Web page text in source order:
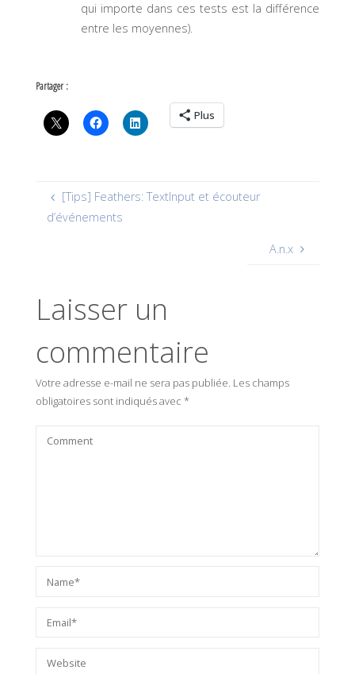
qui importe dans ces tests est la différence
entre les moyennes).
Partager :
Plus
[Tips] Feathers: TextInput et écouteur
d’événements
A.n.x
Laisser un
commentaire
Votre adresse e-mail ne sera pas publiée. Les champs
obligatoires sont indiqués avec *